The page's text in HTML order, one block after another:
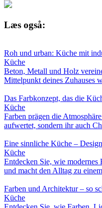
Læs også:
Roh und urban: Küche mit
Küche
Beton, Metall und Holz
Mittelpunkt deines Zuhauses
Das Farbkonzept, das die
Küche
Farben prägen die
aufwertet, sondern ihr auch
Eine sinnliche Küche –
Küche
Entdecken Sie, wie
und macht den Alltag zu
Farben und Architektur – so
Küche